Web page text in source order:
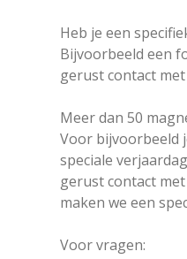
Heb je een
Bijvoorbeeld een
gerust contact
Meer dan 50
Voor bijvoorbeeld
speciale
gerust contact
maken we een
Voor vragen: